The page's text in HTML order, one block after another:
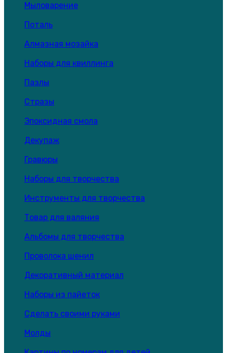
Мыловарение
Поталь
Алмазная мозайка
Наборы для квиллинга
Пазлы
Стразы
Эпоксидная смола
Декупаж
Гравюры
Наборы для творчества
Инструменты для творчества
Товар для валяния
Альбомы для творчества
Проволока шенил
Декоративный материал
Наборы из пайеток
Сделать своими руками
Молды